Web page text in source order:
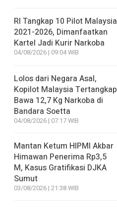
RI Tangkap 10 Pilot Malaysia
2021-2026, Dimanfaatkan
Kartel Jadi Kurir Narkoba
04/08/2026 | 09:04 WIB
Lolos dari Negara Asal,
Kopilot Malaysia Tertangkap
Bawa 12,7 Kg Narkoba di
Bandara Soetta
04/08/2026 | 07:17 WIB
Mantan Ketum HIPMI Akbar
Himawan Penerima Rp3,5
M, Kasus Gratifikasi DJKA
Sumut
03/08/2026 | 21:38 WIB